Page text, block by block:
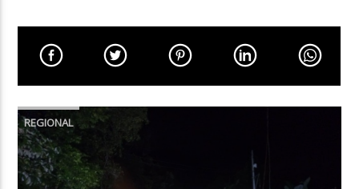
TÍTULO
ARTISTA
REGIONAL